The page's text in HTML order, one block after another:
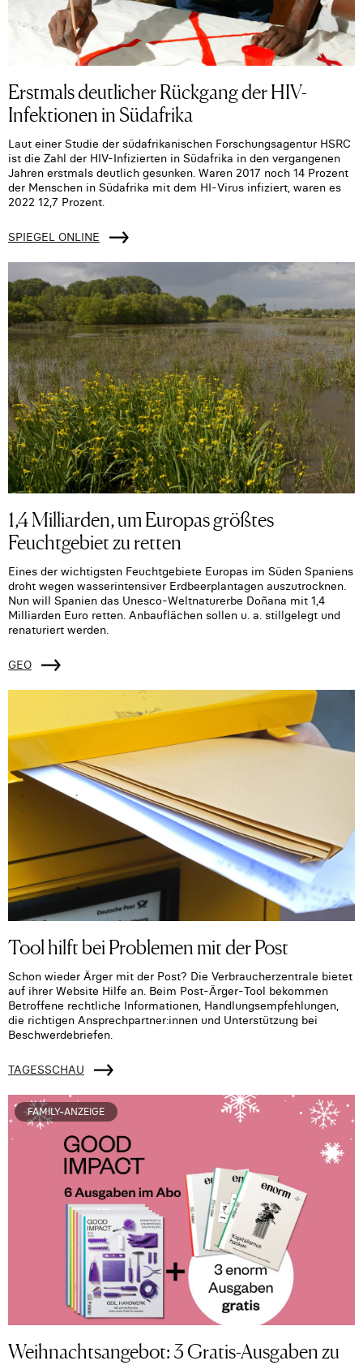
Erstmals deutlicher Rückgang der HIV-
Infektionen in Südafrika
Laut einer Studie der südafrikanischen Forschungsagentur HSRC
ist die Zahl der HIV-Infizierten in Südafrika in den vergangenen
Jahren erstmals deutlich gesunken. Waren 2017 noch 14 Prozent
der Menschen in Südafrika mit dem HI-Virus infiziert, waren es
2022 12,7 Prozent.
SPIEGEL ONLINE
1,4 Milliarden, um Europas größtes
Feuchtgebiet zu retten
Eines der wichtigsten Feuchtgebiete Europas im Süden Spaniens
droht wegen wasserintensiver Erdbeerplantagen auszutrocknen.
Nun will Spanien das Unesco-Weltnaturerbe Doñana mit 1,4
Milliarden Euro retten. Anbauflächen sollen u. a. stillgelegt und
renaturiert werden.
GEO
Tool hilft bei Problemen mit der Post
Schon wieder Ärger mit der Post? Die Verbraucherzentrale bietet
auf ihrer Website Hilfe an. Beim Post-Ärger-Tool bekommen
Betroffene rechtliche Informationen, Handlungsempfehlungen,
die richtigen Ansprechpartner:innen und Unterstützung bei
Beschwerdebriefen.
TAGESSCHAU
FAMILY-ANZEIGE
Weihnachtsangebot: 3 Gratis-Ausgaben zu